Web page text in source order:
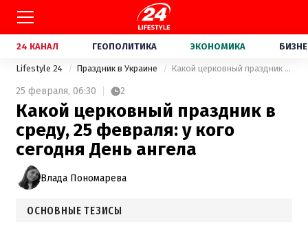
24 КАНАЛ ГЕОПОЛИТИКА ЭКОНОМИКА
Lifestyle 24 Праздник в Украине Какой церковный праздник в среду, 25 февраля: у кого сегодня День ангела
25 февраля, 06:30 2
Какой церковный праздник в
среду, 25 февраля: у кого
сегодня День ангела
Влада Пономарева
ОСНОВНЫЕ ТЕЗИСЫ